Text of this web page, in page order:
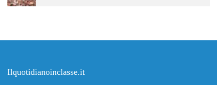
Ilquotidianoinclasse.it